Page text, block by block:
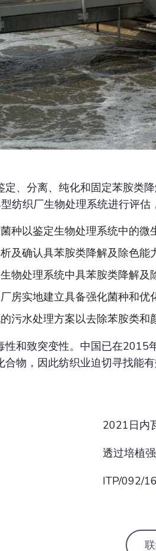
定、分离、纯化和固定苯胺类
纺织厂生物处理系统进行评估
种以鉴定生物处理系统中的微
及确认具苯胺类降解及除色能
物处理系统中具苯胺类降解及
房实地建立具备强化菌种和
污水处理方案以去除苯胺类和
性和致突变性。中国已在2015
合物，因此纺织业迫切寻找能
2021日内
透过培植
ITP/092/